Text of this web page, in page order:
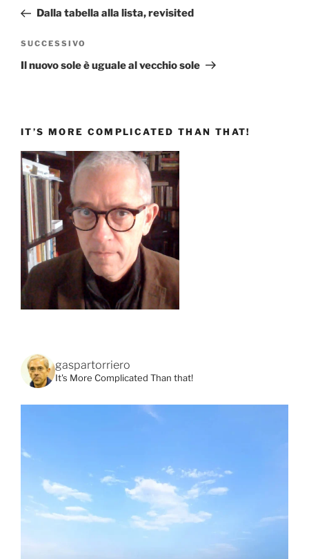
precedente:
Dalla tabella alla lista, revisited
Articolo
successivo
SUCCESSIVO
Il nuovo sole è uguale al vecchio sole
IT’S MORE COMPLICATED THAN THAT!
gaspartorriero
It's More Complicated Than that!